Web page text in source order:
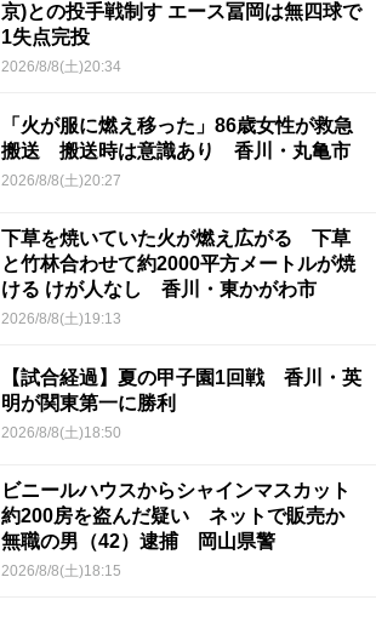
京)との投手戦制す エース冨岡は無四球で
1失点完投
2026/8/8(土)20:34
「火が服に燃え移った」86歳女性が救急
搬送 搬送時は意識あり 香川・丸亀市
2026/8/8(土)20:27
下草を焼いていた火が燃え広がる 下草
と竹林合わせて約2000平方メートルが焼
ける けが人なし 香川・東かがわ市
2026/8/8(土)19:13
【試合経過】夏の甲子園1回戦 香川・英
明が関東第一に勝利
2026/8/8(土)18:50
ビニールハウスからシャインマスカット
約200房を盗んだ疑い ネットで販売か
無職の男（42）逮捕 岡山県警
2026/8/8(土)18:15